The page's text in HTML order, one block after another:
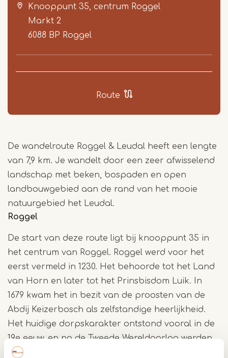
Knooppunt 35, centrum Roggel
Markt 2
6088 BP Roggel
Route
De wandelroute Roggel & Leudal heeft een lengte
van 7,9 km. Je wandelt door een zeer afwisselend
landschap met beken, bospaden en open
landbouwgebied aan de rand van het mooie
natuurgebied het Leudal.
Roggel
De start van deze route ligt bij knooppunt 35 in
het centrum van Roggel. Roggel werd voor het
eerst vermeld in 1230. Het behoorde tot het Land
van Horn en later tot het Prinsbisdom Luik. In
1679 kwam het in bezit van de proosten van de
Abdij Keizerbosch als zelfstandige heerlijkheid.
Het huidige dorpskarakter ontstond vooral in de
19e eeuw, en na de Tweede Wereldoorlog werden
er woonwijken bijgebouwd.